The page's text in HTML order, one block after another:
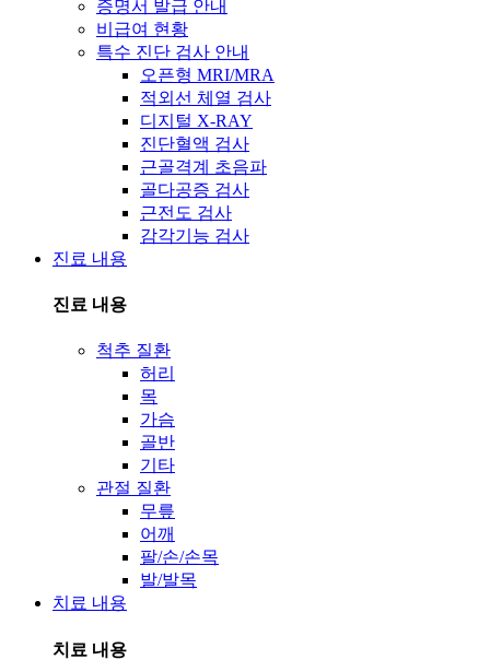
증명서 발급 안내
비급여 현황
특수 진단 검사 안내
오픈형 MRI/MRA
적외선 체열 검사
디지털 X-RAY
진단혈액 검사
근골격계 초음파
골다공증 검사
근전도 검사
감각기능 검사
진료 내용
진료 내용
척추 질환
허리
목
가슴
골반
기타
관절 질환
무릎
어깨
팔/손/손목
발/발목
치료 내용
치료 내용